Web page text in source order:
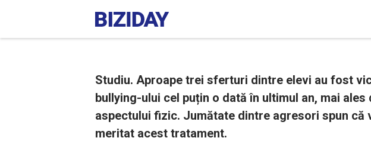
Studiu. Aproape trei sferturi dintre elevi au fost
bullying-ului cel puțin o dată în ultimul an, mai ales
aspectului fizic. Jumătate dintre agresori spun că
meritat acest tratament.